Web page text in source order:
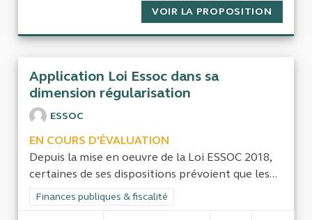
VOIR LA PROPOSITION
Application Loi Essoc dans sa
dimension régularisation
ESSOC
EN COURS D'ÉVALUATION
Depuis la mise en oeuvre de la Loi ESSOC 2018,
certaines de ses dispositions prévoient que les...
Filtrer les résultats de la catégorie : Finances publiques &
Finances publiques & fiscalité